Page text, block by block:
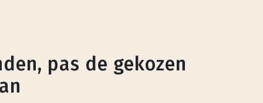
pas de gekozen